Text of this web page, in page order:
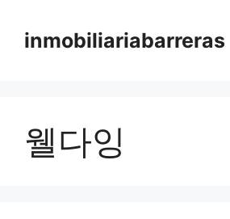
contentinmobiliariabarreras
웰다잉